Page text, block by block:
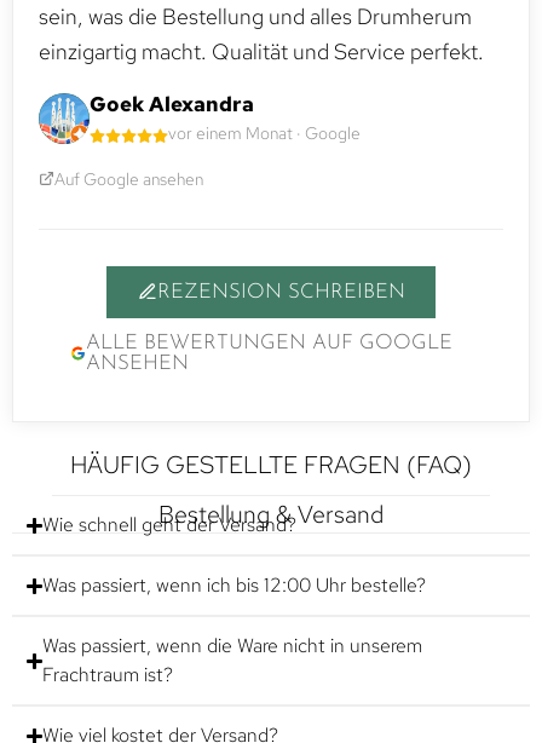
sein, was die Bestellung und alles Drumherum
einzigartig macht. Qualität und Service perfekt.
Goek Alexandra
vor einem Monat · Google
Auf Google ansehen
REZENSION SCHREIBEN
ALLE BEWERTUNGEN AUF GOOGLE
ANSEHEN
HÄUFIG GESTELLTE FRAGEN (FAQ)
Bestellung & Versand
Wie schnell geht der Versand?
Was passiert, wenn ich bis 12:00 Uhr bestelle?
Was passiert, wenn die Ware nicht in unserem
Frachtraum ist?
Wie viel kostet der Versand?